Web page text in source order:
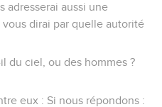
adresserai aussi une
dirai par quelle autorité
du ciel, ou des hommes ?
eux : Si nous répondons :